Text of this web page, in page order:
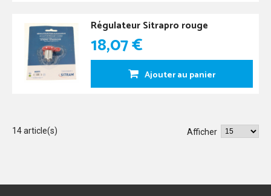
Régulateur Sitrapro rouge
18,07 €
Ajouter au panier
14 article(s) Afficher